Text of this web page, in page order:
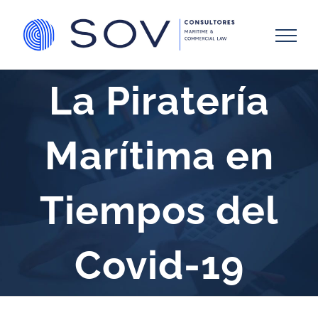
content
La Piratería
Marítima en
Tiempos del
Covid-19